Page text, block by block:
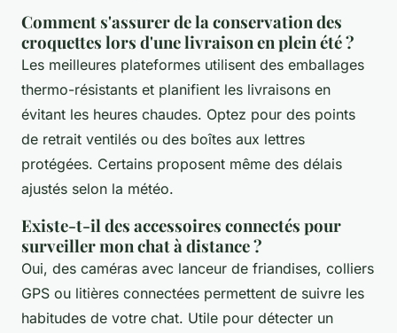
Comment s'assurer de la conservation des
croquettes lors d'une livraison en plein été ?
Les meilleures plateformes utilisent des emballages
thermo-résistants et planifient les livraisons en
évitant les heures chaudes. Optez pour des points
de retrait ventilés ou des boîtes aux lettres
protégées. Certains proposent même des délais
ajustés selon la météo.
Existe-t-il des accessoires connectés pour
surveiller mon chat à distance ?
Oui, des caméras avec lanceur de friandises, colliers
GPS ou litières connectées permettent de suivre les
habitudes de votre chat. Utile pour détecter un